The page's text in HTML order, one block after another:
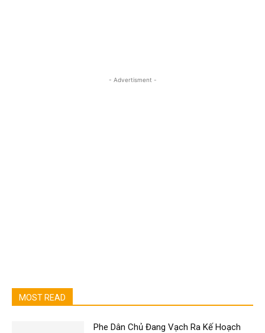
- Advertisment -
MOST READ
Phe Dân Chủ Đang Vạch Ra Kế Hoạch